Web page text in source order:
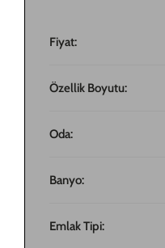
Fiyat:
Özellik Boyutu:
Oda:
Banyo:
Emlak Tipi: